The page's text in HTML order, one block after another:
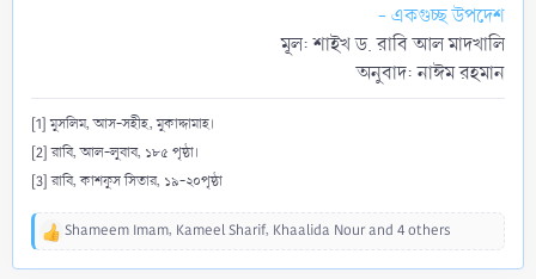
- একগুচ্ছ উপদেশ
মূল: শাইখ ড. রাবি আল মাদখালি
অনুবাদ: নাঈম রহমান​
[1] মুসলিম, আস-সহীহ, মুকাদ্দামাহ।
[2] রাবি, আল-লুবাব, ১৮৫ পৃষ্ঠা।
[3] রাবি, কাশফুস সিতার, ১৯-২০পৃষ্ঠা
R
Shameem Imam, Kameel Sharif, Khaalida Nourand 4 others